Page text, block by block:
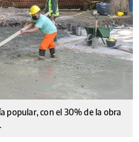
popular, con el 30% de la obra